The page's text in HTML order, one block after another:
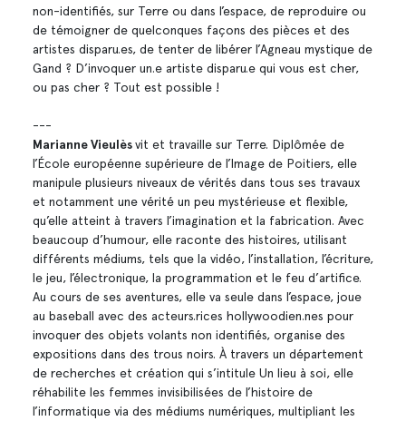
non-identifiés, sur Terre ou dans l’espace, de reproduire ou
de témoigner de quelconques façons des pièces et des
artistes disparu.es, de tenter de libérer l’Agneau mystique de
Gand ? D’invoquer un.e artiste disparu.e qui vous est cher,
ou pas cher ? Tout est possible !
---
Marianne Vieulèsvit et travaille sur Terre. Diplômée de
l’École européenne supérieure de l’Image de Poitiers, elle
manipule plusieurs niveaux de vérités dans tous ses travaux
et notamment une vérité un peu mystérieuse et flexible,
qu’elle atteint à travers l’imagination et la fabrication. Avec
beaucoup d’humour, elle raconte des histoires, utilisant
différents médiums, tels que la vidéo, l’installation, l’écriture,
le jeu, l’électronique, la programmation et le feu d’artifice.
Au cours de ses aventures, elle va seule dans l’espace, joue
au baseball avec des acteurs.rices hollywoodien.nes pour
invoquer des objets volants non identifiés, organise des
expositions dans des trous noirs. À travers un département
de recherches et création qui s’intitule Un lieu à soi, elle
réhabilite les femmes invisibilisées de l’histoire de
l’informatique via des médiums numériques, multipliant les